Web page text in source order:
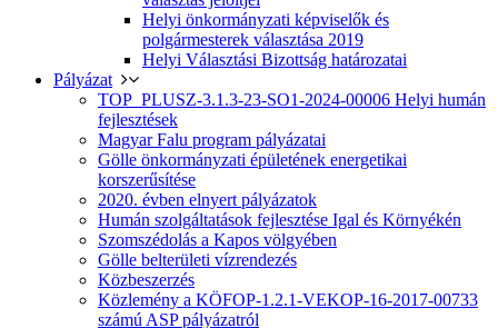
Helyi önkormányzati képviselők és
polgármesterek választása 2019
Helyi Választási Bizottság határozatai
Pályázat
TOP_PLUSZ-3.1.3-23-SO1-2024-00006 Helyi humán
fejlesztések
Magyar Falu program pályázatai
Gölle önkormányzati épületének energetikai
korszerűsítése
2020. évben elnyert pályázatok
Humán szolgáltatások fejlesztése Igal és Környékén
Szomszédolás a Kapos völgyében
Gölle belterületi vízrendezés
Közbeszerzés
Közlemény a KÖFOP-1.2.1-VEKOP-16-2017-00733
számú ASP pályázatról